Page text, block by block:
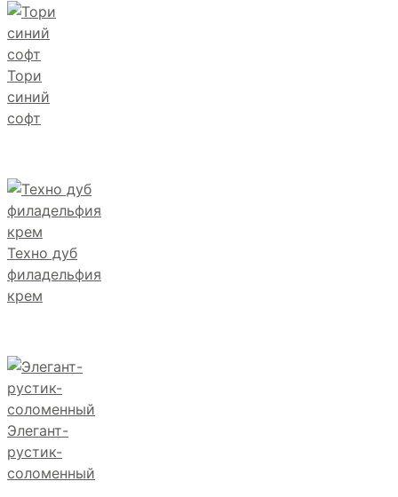
Тори
синий
софт
Техно дуб
филадельфия
крем
Элегант-
рустик-
соломенный